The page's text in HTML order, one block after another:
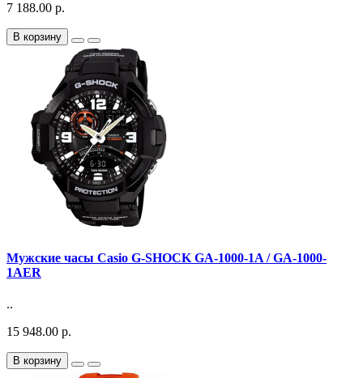
7 188.00 р.
В корзину
Мужские часы Casio G-SHOCK GA-1000-1A / GA-1000-
1AER
..
15 948.00 р.
В корзину